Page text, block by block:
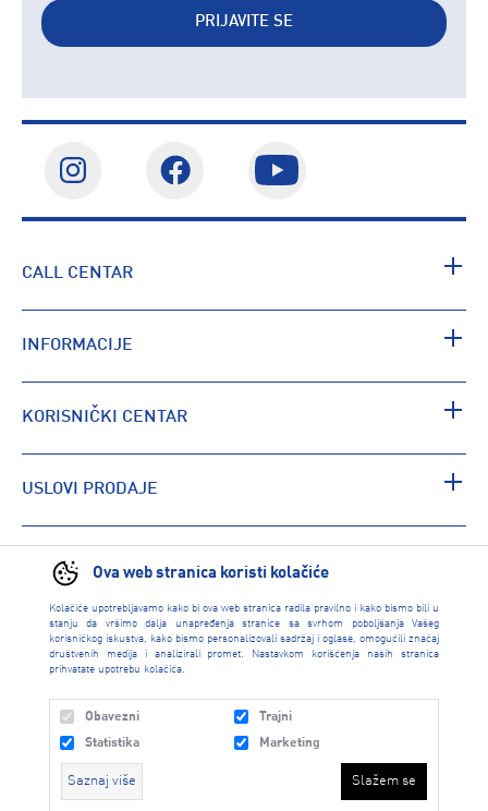
Ova web stranica koristi kolačiće
Kolačiće upotrebljavamo kako bi ova web stranica radila pravilno i kako bismo bili u
stanju da vršimo dalja unapređenja stranice sa svrhom poboljšanja Vašeg
korisničkog iskustva, kako bismo personalizovali sadržaj i oglase, omogućili značaj
društvenih medija i analizirali promet. Nastavkom korišćenja naših stranica
prihvatate upotrebu kolačića.
Obavezni
Trajni
Statistika
Marketing
Saznaj više Slažem se
PRIJAVITE SE
CALL CENTAR
INFORMACIJE
KORISNIČKI CENTAR
USLOVI PRODAJE
PRONAĐI RADNJU
INTERSPORT 2026 created by Enetel Solutions